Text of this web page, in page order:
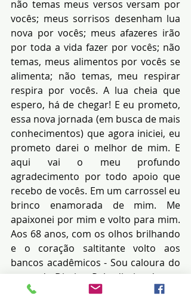
não temas meus versos versam por
vocês; meus sorrisos desenham lua
nova por vocês; meus afazeres irão
por toda a vida fazer por vocês; não
temas, meus alimentos por vocês se
alimenta; não temas, meu respirar
respira por vocês. A lua cheia que
espero, há de chegar! E eu prometo,
essa nova jornada (em busca de mais
conhecimentos) que agora iniciei, eu
prometo darei o melhor de mim. E
aqui vai o meu profundo
agradecimento por todo apoio que
recebo de vocês. Em um carrossel eu
brinco enamorada de mim. Me
apaixonei por mim e volto para mim.
Aos 68 anos, com os olhos brilhando
e o coração saltitante volto aos
bancos acadêmicos - Sou caloura do
curso de Direito. Pelo direito de ser,
pelo direito de existir, pelo direito do